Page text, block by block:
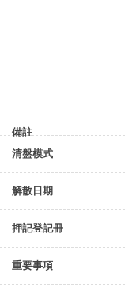
備註
清盤模式
解散日期
押記登記冊
重要事項